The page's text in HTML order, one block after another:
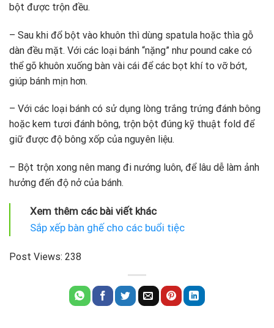
bột được trộn đều.
– Sau khi đổ bột vào khuôn thì dùng spatula hoặc thìa gỗ
dàn đều mặt. Với các loại bánh “nặng” như pound cake có
thể gõ khuôn xuống bàn vài cái để các bọt khí to vỡ bớt,
giúp bánh mịn hơn.
– Với các loại bánh có sử dụng lòng trắng trứng đánh bông
hoặc kem tươi đánh bông, trộn bột đúng kỹ thuật fold để
giữ được độ bông xốp của nguyên liệu.
– Bột trộn xong nên mang đi nướng luôn, để lâu dễ làm ảnh
hưởng đến độ nở của bánh.
Xem thêm các bài viết khác
Sắp xếp bàn ghế cho các buổi tiệc
Post Views: 238